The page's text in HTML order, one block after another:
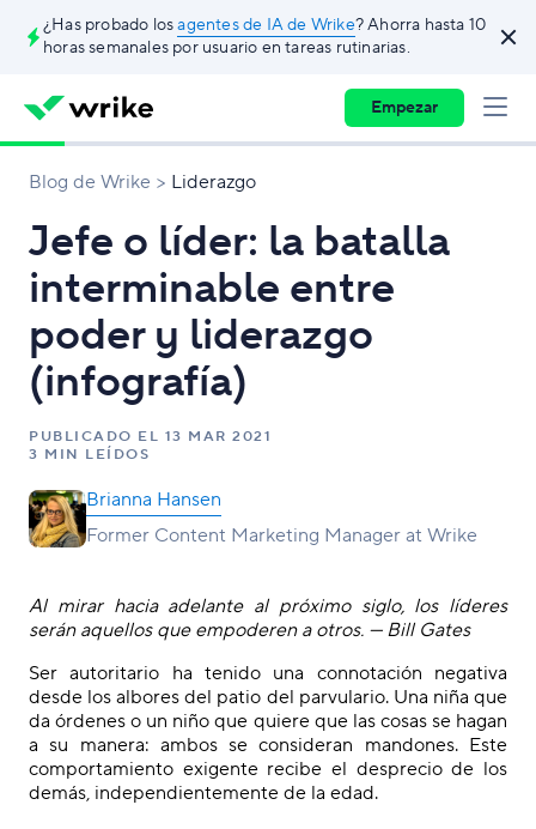
¿Has probado losagentes de IA de Wrike? Ahorra hasta 10
horas semanales por usuario en tareas rutinarias.
Empezar
Blog de Wrike Liderazgo
Jefe o líder: la batalla
interminable entre
poder y liderazgo
(infografía)
PUBLICADO EL 13 MAR 2021
3 MIN LEÍDOS
Brianna Hansen
Former Content Marketing Manager at Wrike
Al mirar hacia adelante al próximo siglo, los líderes
serán aquellos que empoderen a otros. — Bill Gates
Ser autoritario ha tenido una connotación negativa
desde los albores del patio del parvulario. Una niña que
da órdenes o un niño que quiere que las cosas se hagan
a su manera: ambos se consideran mandones. Este
comportamiento exigente recibe el desprecio de los
demás, independientemente de la edad.